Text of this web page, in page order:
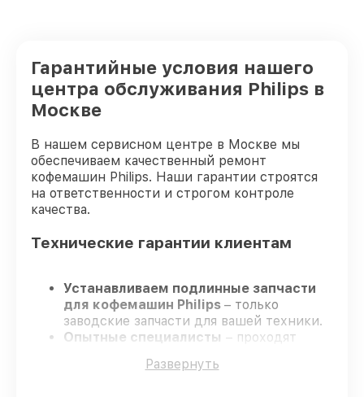
Гарантийные условия нашего
центра обслуживания Philips в
Москве
В нашем сервисном центре в Москве мы
обеспечиваем качественный ремонт
кофемашин Philips. Наши гарантии строятся
на ответственности и строгом контроле
качества.
Технические гарантии клиентам
Устанавливаем подлинные запчасти
для кофемашин Philips – только
заводские запчасти для вашей техники.
Опытные специалисты – проходят
качество и надёжность ремонта.
Развернуть